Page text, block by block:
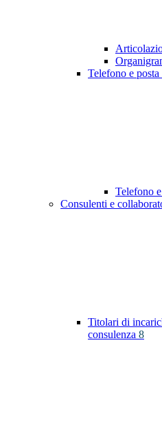
Telefono e posta
Telefono
Consulenti e
Titolari di
consulenza 8